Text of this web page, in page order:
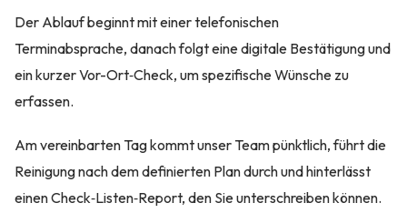
Der Ablauf beginnt mit einer telefonischen
Terminabsprache, danach folgt eine digitale Bestätigung und
ein kurzer Vor-Ort‑Check, um spezifische Wünsche zu
erfassen.
Am vereinbarten Tag kommt unser Team pünktlich, führt die
Reinigung nach dem definierten Plan durch und hinterlässt
einen Check‑Listen‑Report, den Sie unterschreiben können.